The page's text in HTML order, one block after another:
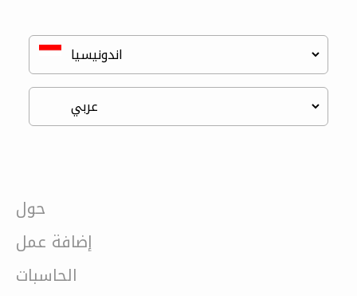
حول
إضافة عمل
الحاسبات